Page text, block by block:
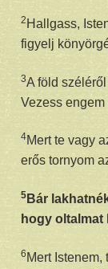
2 Hallgass,
figyelj
3A föld
Vezess
4Mert te vagy
erős tornyom
5 Bár
hogy oltalmat
6 Mert